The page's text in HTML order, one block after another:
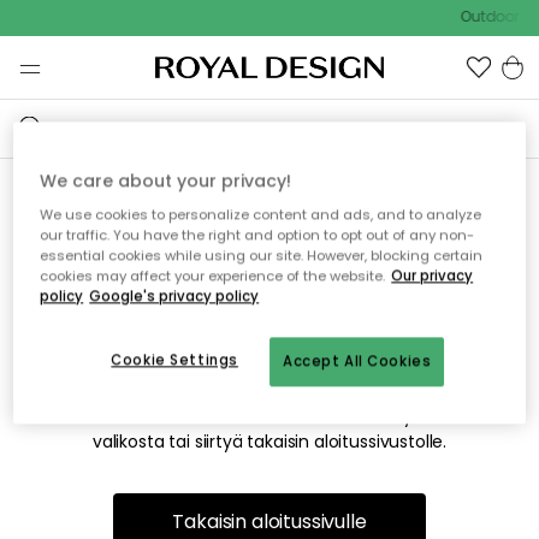
Outdoor
Emme valitettavasti löydä
etsimääsi sivua
Tämä voi johtua siitä, että sivua ei enää ole tai siitä, että se
on siirretty muualle. Pahoittelemme tästä mahdollisesti
valikosta tai siirtyä takaisin aloitussivustolle.
Takaisin aloitussivulle
We care about your privacy!
We use cookies to personalize content and ads, and to analyze
our traffic. You have the right and option to opt out of any non-
essential cookies while using our site. However, blocking certain
cookies may affect your experience of the website. Our privacy
policy Google's privacy policy
Accept All Cookies
Cookie Settings